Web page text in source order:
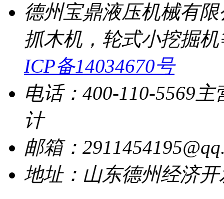
德州宝鼎液压机械有
抓木机，轮式小挖掘
ICP备14034670号
电话：400-110-5569 主
计
邮箱：
地址：山东德州经济